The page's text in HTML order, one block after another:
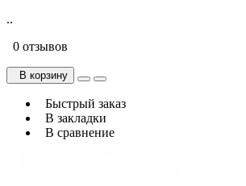
..
0 отзывов
В корзину
Быстрый заказ
В закладки
В сравнение